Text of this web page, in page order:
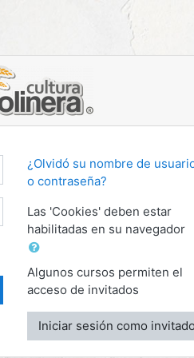
¿Olvidó su nombre de
o contraseña?
Las 'Cookies' deben estar
habilitadas en su navegador
Algunos cursos permiten el
acceso de invitados
Iniciar sesión como